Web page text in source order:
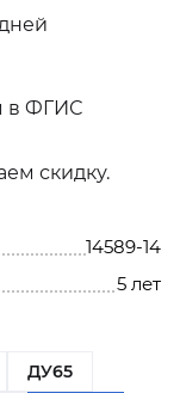
в ФГИС
скидку.
14589-14
5 лет
ДУ65